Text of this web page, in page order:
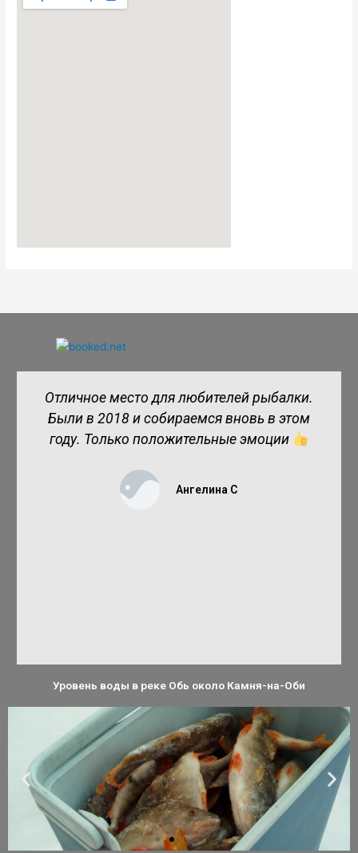
Отличное место для любителей рыбалки.
Были в 2018 и собираемся вновь в этом
году. Только положительные эмоции
Ангелина С
Уровень воды в реке Обь около Камня-на-Оби